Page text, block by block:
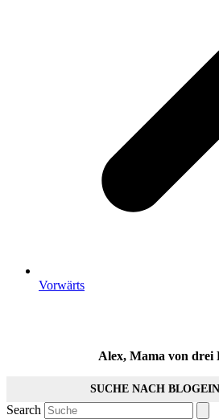
Vorwärts
Alex, Mama von drei
SUCHE NACH
Search